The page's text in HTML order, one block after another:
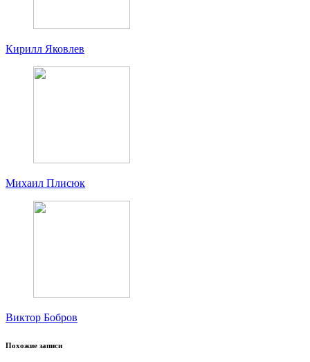
Кирилл Яковлев
Михаил Плисюк
Виктор Бобров
Похожие записи